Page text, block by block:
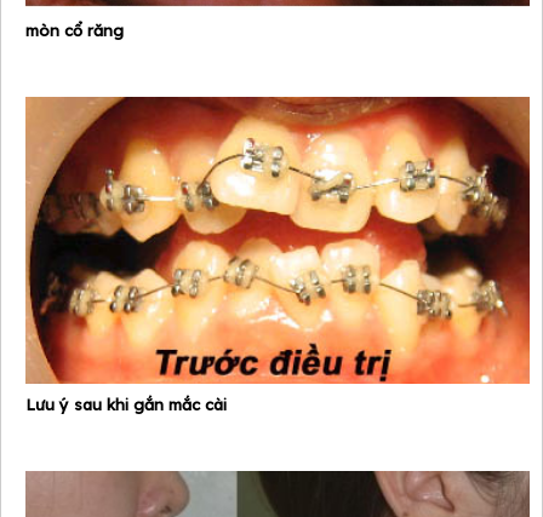
mòn cổ răng
Lưu ý sau khi gắn mắc cài